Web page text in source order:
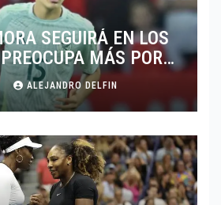
SEGUIRÁ EN LOS
MÁS POR
EQUIPO.
ALEJANDRO DELFIN